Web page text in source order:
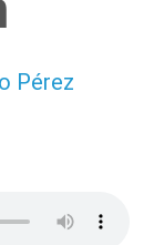
Pérez